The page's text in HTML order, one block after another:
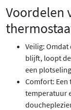
Voordelen
Veilig:
blijft, loopt
een
Comfort:
temperatuur